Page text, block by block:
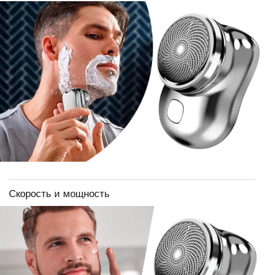
Скорость и мощность